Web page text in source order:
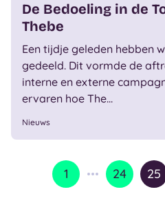
De Bedoeling in de
Thebe
Een tijdje geleden hebben
gedeeld. Dit vormde de
interne en externe
ervaren hoe The...
Nieuws
1 24 25